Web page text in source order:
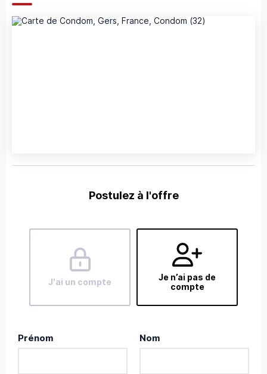
Postulez à l'offre
J'ai un compte
Je n’ai pas de
compte
Prénom Nom